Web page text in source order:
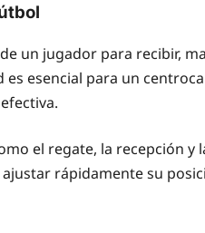
un jugador para recibir,
esencial para un
el regate, la recepción y
rápidamente su